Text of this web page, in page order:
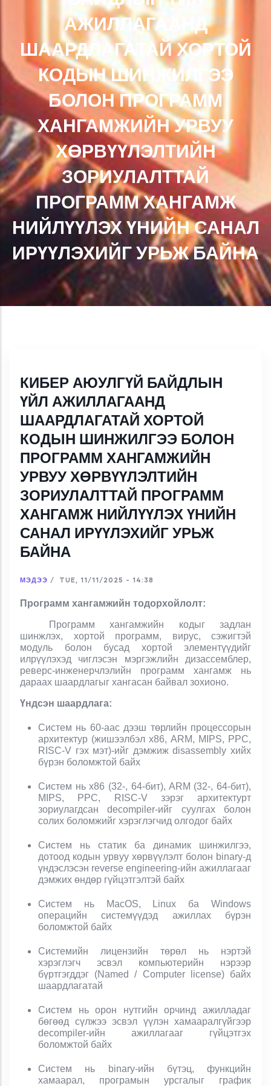
АЖИЛЛАГААНД
ШААРДЛАГАТАЙ ХОРТОЙ
КОДЫН ШИНЖИЛГЭЭ
БОЛОН ПРОГРАММ
ХАНГАМЖИЙН УРВУУ
ХӨРВҮҮЛЭЛТИЙН
ЗОРИУЛАЛТТАЙ
ПРОГРАММ ХАНГАМЖ
НИЙЛҮҮЛЭХ ҮНИЙН САНАЛ
ИРҮҮЛЭХИЙГ УРЬЖ БАЙНА
КИБЕР АЮУЛГҮЙ БАЙДЛЫН
ҮЙЛ АЖИЛЛАГААНД
ШААРДЛАГАТАЙ ХОРТОЙ
КОДЫН ШИНЖИЛГЭЭ БОЛОН
ПРОГРАММ ХАНГАМЖИЙН
УРВУУ ХӨРВҮҮЛЭЛТИЙН
ЗОРИУЛАЛТТАЙ ПРОГРАММ
ХАНГАМЖ НИЙЛҮҮЛЭХ ҮНИЙН
САНАЛ ИРҮҮЛЭХИЙГ УРЬЖ
БАЙНА
МЭДЭЭ / TUE, 11/11/2025 - 14:38
Программ хангамжийн тодорхойлолт:
Программ хангамжийн кодыг задлан
шинжлэх, хортой программ, вирус, сэжигтэй
модуль болон бусад хортой элементүүдийг
илрүүлэхэд чиглэсэн мэргэжлийн дизассемблер,
реверс-инженерчлэлийн программ хангамж нь
дараах шаардлагыг хангасан байвал зохионо.
Үндсэн шаардлага:
Систем нь 60-аас дээш төрлийн процессорын
архитектур (жишээлбэл x86, ARM, MIPS, PPC,
RISC-V гэх мэт)-ийг дэмжиж disassembly хийх
бүрэн боломжтой байх
Систем нь x86 (32-, 64-бит), ARM (32-, 64-бит),
MIPS, PPC, RISC-V зэрэг архитектурт
зориулагдсан decompiler-ийг суулгах болон
солих боломжийг хэрэглэгчид олгодог байх
Систем нь статик ба динамик шинжилгээ,
дотоод кодын урвуу хөрвүүлэлт болон binary-д
үндэслэсэн reverse engineering-ийн ажиллагааг
дэмжих өндөр гүйцэтгэлтэй байх
Систем нь MacOS, Linux ба Windows
операцийн системүүдэд ажиллах бүрэн
боломжтой байх
Системийн лицензийн төрөл нь нэртэй
хэрэглэгч эсвэл компьютерийн нэрээр
бүртгэгддэг (Named / Computer license) байх
шаардлагатай
Систем нь орон нутгийн орчинд ажилладаг
бөгөөд сүлжээ эсвэл үүлэн хамааралгүйгээр
decompiler-ийн ажиллагааг гүйцэтгэх
боломжтой байх
Систем нь binary-ийн бүтэц, функцийн
хамаарал, програмын урсгалыг график